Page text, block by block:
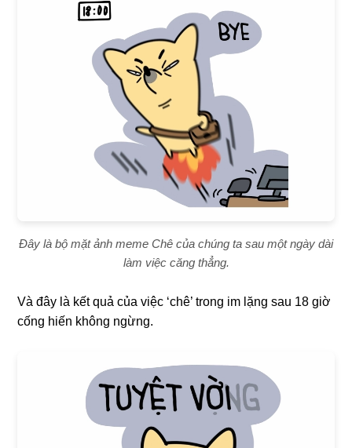
Đây là bộ mặt ảnh meme Chê của chúng ta sau một ngày dài
làm việc căng thẳng.
Và đây là kết quả của việc ‘chê’ trong im lặng sau 18 giờ
cống hiến không ngừng.